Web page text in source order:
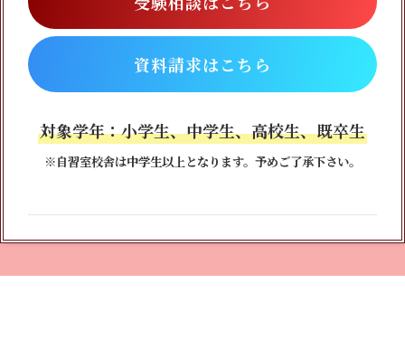
資料請求はこちら
対象学年：小学生、中学生、高校生、既卒生
※自習室校舎は中学生以上となります。予めご了承下さい。